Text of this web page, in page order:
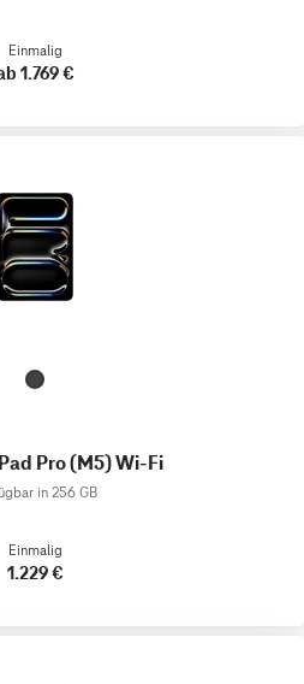
Einmalig
1.769 €
Pro (M5) Wi-Fi
in 256 GB
Einmalig
1.229 €